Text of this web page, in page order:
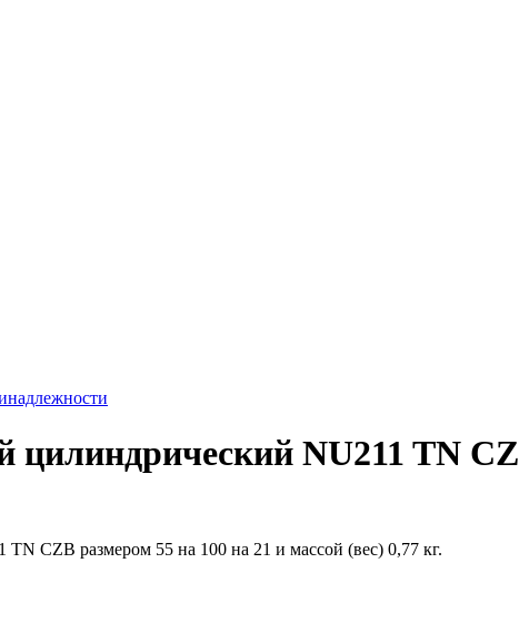
NU211 TN
CZB размером 55 на 100 на 21 и массой (вес) 0,77 кг.